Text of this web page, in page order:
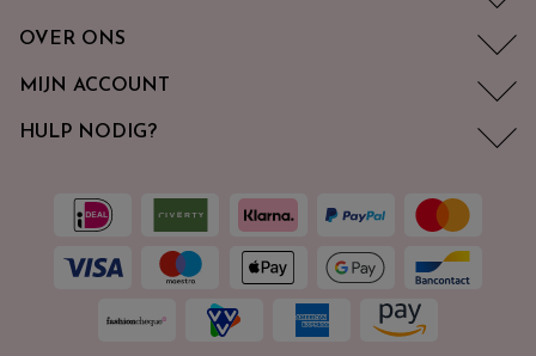
OVER ONS
MIJN ACCOUNT
HULP NODIG?